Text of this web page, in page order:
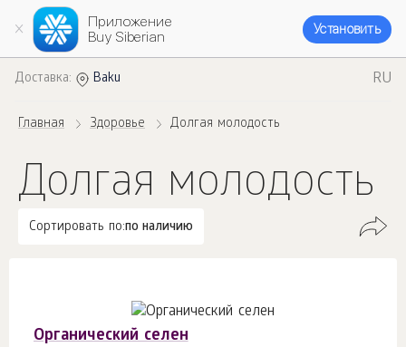
Приложение
Buy Siberian
Установить
Доставка: Baku RU
Главная Здоровье Долгая молодость
Долгая молодость
Сортировать по:по наличию
Органический селен